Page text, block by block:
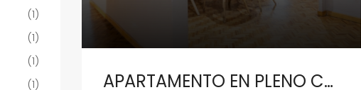
APARTAMENTO EN PLENO CENTRO DE VALENCIA
(1)
(1)
(1)
(1)